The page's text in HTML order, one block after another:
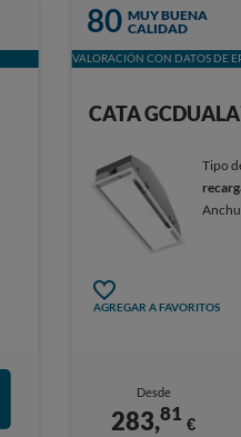
80 MUY BUENA
CALIDAD
VALORACIÓN CON DATOS DE
CATA
Tipo
AGREGAR A FAVORITOS
Desde
283,81 €